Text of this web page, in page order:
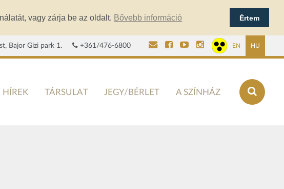
vagy zárja be az oldalt. Bővebb információ Értem
Bajor Gizi park 1. +361/476-6800 EN HU
HÍREK TÁRSULAT JEGY/BÉRLET A SZÍNHÁZ